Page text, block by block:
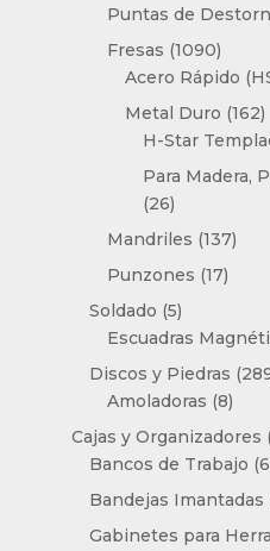
Puntas de
Fresas 10901090
Acero Rápido
Metal Duro 162
H-Star
Para Madera,
2626
productos
Mandriles 137137
Punzones 1717
Soldado 55
productos
Escuadras
Discos y Piedras
Amoladoras 88
Cajas y Organizadores
Bancos de Trabajo 6
Bandejas Imantadas
Gabinetes para